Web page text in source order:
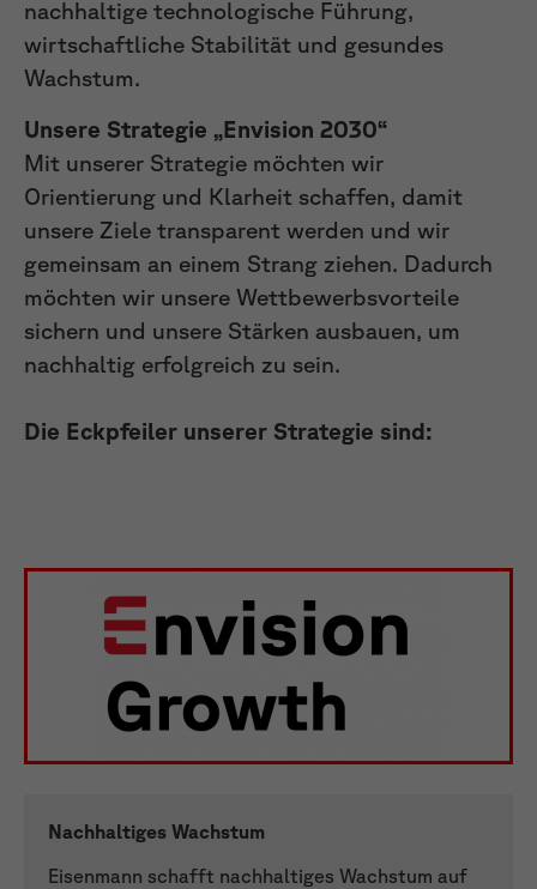
nachhaltige technologische Führung,
wirtschaftliche Stabilität und gesundes
Wachstum.
Unsere Strategie „Envision 2030“
Mit unserer Strategie möchten wir
Orientierung und Klarheit schaffen, damit
unsere Ziele transparent werden und wir
gemeinsam an einem Strang ziehen. Dadurch
möchten wir unsere Wettbewerbsvorteile
sichern und unsere Stärken ausbauen, um
nachhaltig erfolgreich zu sein.
Die Eckpfeiler unserer Strategie sind:
Nachhaltiges Wachstum
Eisenmann schafft nachhaltiges Wachstum auf